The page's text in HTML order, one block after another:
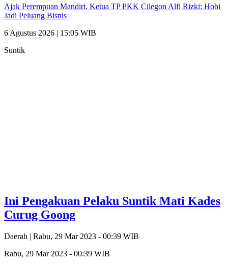
Ajak Perempuan Mandiri, Ketua TP PKK Cilegon Alfi Rizki: Hobi
Jadi Peluang Bisnis
6 Agustus 2026 | 15:05 WIB
Suntik
Ini Pengakuan Pelaku Suntik Mati Kades
Curug Goong
Daerah | Rabu, 29 Mar 2023 - 00:39 WIB
Rabu, 29 Mar 2023 - 00:39 WIB